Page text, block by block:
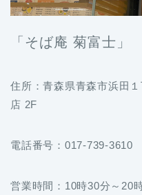
「そば庵 菊富士」
住所：青森県青森市浜田
店 2F
電話番号：017-739-3610
営業時間：10時30分～20